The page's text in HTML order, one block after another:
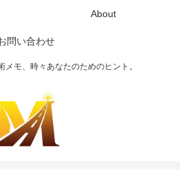
メモ、時々あなたのためのヒント。
About
問い合わせ